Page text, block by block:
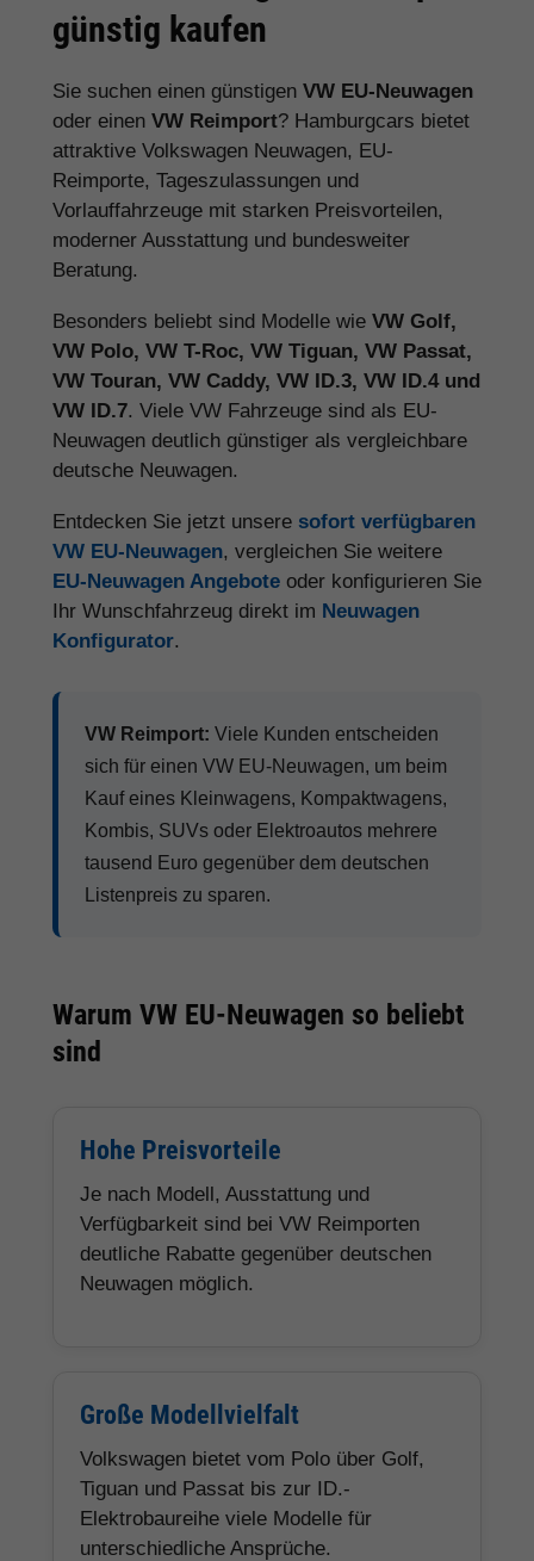
günstig kaufen
Sie suchen einen günstigen VW EU-Neuwagen
oder einen VW Reimport? Hamburgcars bietet
attraktive Volkswagen Neuwagen, EU-
Reimporte, Tageszulassungen und
Vorlauffahrzeuge mit starken Preisvorteilen,
moderner Ausstattung und bundesweiter
Beratung.
Besonders beliebt sind Modelle wie VW Golf,
VW Polo, VW T-Roc, VW Tiguan, VW Passat,
VW Touran, VW Caddy, VW ID.3, VW ID.4 und
VW ID.7. Viele VW Fahrzeuge sind als EU-
Neuwagen deutlich günstiger als vergleichbare
deutsche Neuwagen.
Entdecken Sie jetzt unsere sofort verfügbaren
VW EU-Neuwagen, vergleichen Sie weitere
EU-Neuwagen Angebote oder konfigurieren Sie
Ihr Wunschfahrzeug direkt im Neuwagen
Konfigurator.
VW Reimport: Viele Kunden entscheiden
sich für einen VW EU-Neuwagen, um beim
Kauf eines Kleinwagens, Kompaktwagens,
Kombis, SUVs oder Elektroautos mehrere
tausend Euro gegenüber dem deutschen
Listenpreis zu sparen.
Warum VW EU-Neuwagen so beliebt
sind
Hohe Preisvorteile
Je nach Modell, Ausstattung und
Verfügbarkeit sind bei VW Reimporten
deutliche Rabatte gegenüber deutschen
Neuwagen möglich.
Große Modellvielfalt
Volkswagen bietet vom Polo über Golf,
Tiguan und Passat bis zur ID.-
Elektrobaureihe viele Modelle für
unterschiedliche Ansprüche.